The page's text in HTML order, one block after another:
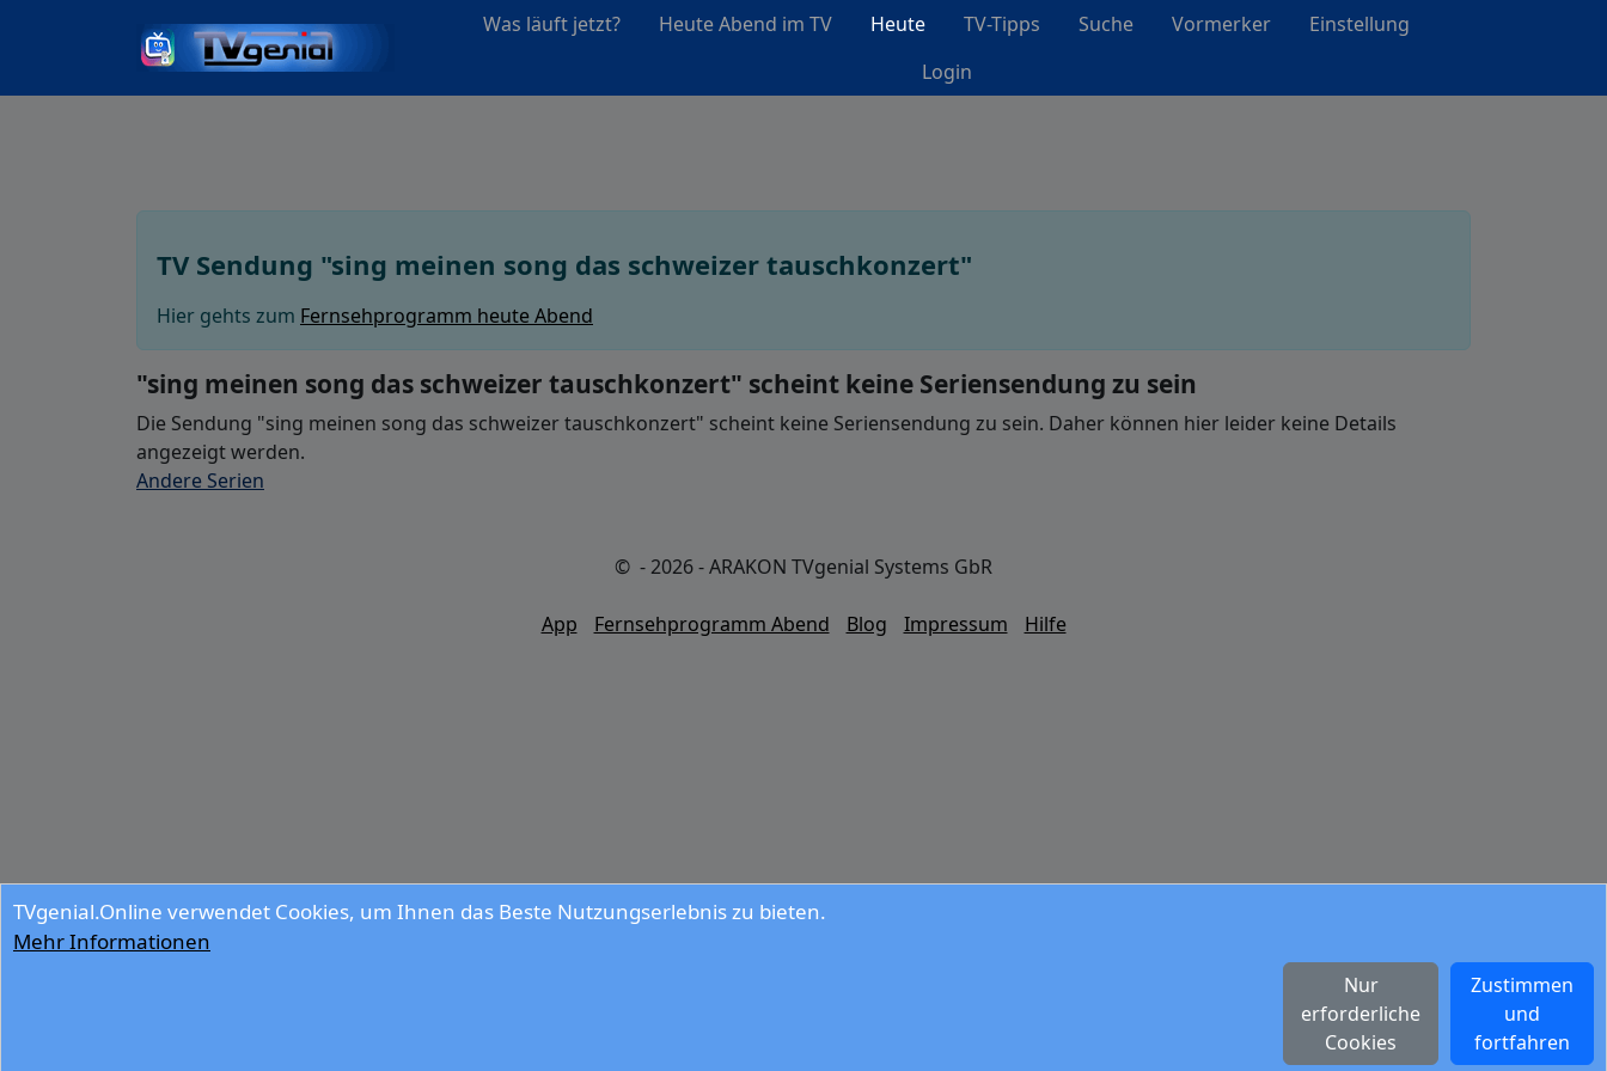
Was läuft jetzt? Heute Abend im TV Heute TV-Tipps Suche Vormerker
Einstellung
Login
TVgenial.Online verwendet Cookies, um Ihnen das Beste Nutzungserlebnis zu bieten.
Mehr Informationen
Zustimmen
und
fortfahren
Nur
erforderliche
Cookies
TV Sendung "sing meinen song das schweizer tauschkonzert"
Hier gehts zum Fernsehprogramm heute Abend
"sing meinen song das schweizer tauschkonzert" scheint keine Seriensendung zu sein
Die Sendung "sing meinen song das schweizer tauschkonzert" scheint keine Seriensendung zu sein. Daher können hier leider keine Details
angezeigt werden.
Andere Serien
© - 2026 - ARAKON TVgenial Systems GbR
App Fernsehprogramm Abend Blog Impressum Hilfe